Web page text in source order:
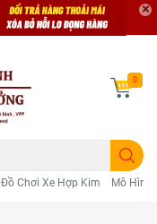
Đồ Chơi Xe Hợp Kim Mô Hình
0